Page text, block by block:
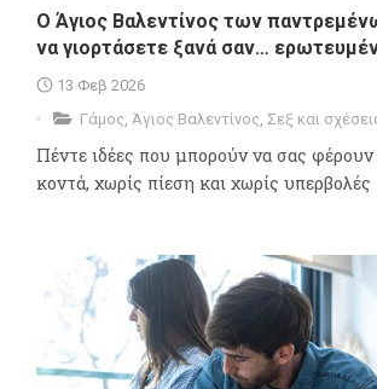
Ο Άγιος Βαλεντίνος των
να γιορτάσετε ξανά σαν…
13 Φεβ 2026
Γάμος, Άγιος Βαλεντίνος, Σεξ και
Πέντε ιδέες που μπορούν να σας φέρουν
κοντά, χωρίς πίεση και χωρίς υπερβολές